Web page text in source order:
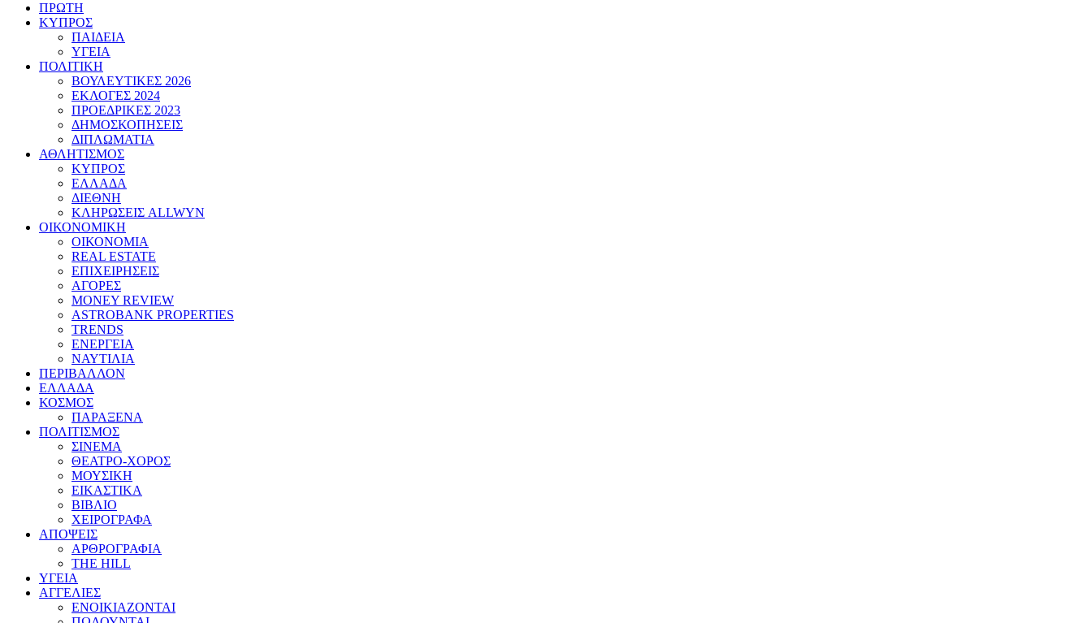
ΠΡΩΤΗ
ΚΥΠΡΟΣ
ΠΑΙΔΕΙΑ
ΥΓΕΙΑ
ΠΟΛΙΤΙΚΗ
ΒΟΥΛΕΥΤΙΚΕΣ 2026
ΕΚΛΟΓΕΣ 2024
ΠΡΟΕΔΡΙΚΕΣ 2023
ΔΗΜΟΣΚΟΠΗΣΕΙΣ
ΔΙΠΛΩΜΑΤΙΑ
ΑΘΛΗΤΙΣΜΟΣ
ΚΥΠΡΟΣ
ΕΛΛΑΔΑ
ΔΙΕΘΝΗ
ΚΛΗΡΩΣΕΙΣ ALLWYN
ΟΙΚΟΝΟΜΙΚΗ
ΟΙΚΟΝΟΜΙΑ
REAL ESTATE
ΕΠΙΧΕΙΡΗΣΕΙΣ
ΑΓΟΡΕΣ
MONEY REVIEW
ASTROBANK PROPERTIES
TRENDS
ΕΝΕΡΓΕΙΑ
ΝΑΥΤΙΛΙΑ
ΠΕΡΙΒΑΛΛΟΝ
ΕΛΛΑΔΑ
ΚΟΣΜΟΣ
ΠΑΡΑΞΕΝΑ
ΠΟΛΙΤΙΣΜΟΣ
ΣΙΝΕΜΑ
ΘΕΑΤΡΟ-ΧΟΡΟΣ
ΜΟΥΣΙΚΗ
ΕΙΚΑΣΤΙΚΑ
ΒΙΒΛΙΟ
ΧΕΙΡΟΓΡΑΦΑ
ΑΠΟΨΕΙΣ
ΑΡΘΡΟΓΡΑΦΙΑ
THE HILL
ΥΓΕΙΑ
ΑΓΓΕΛΙΕΣ
ΕΝΟΙΚΙΑΖΟΝΤΑΙ